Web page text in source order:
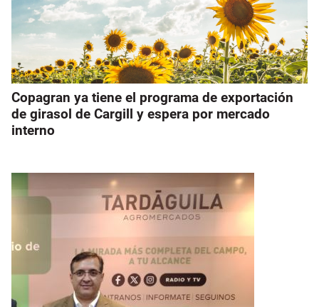
Copagran ya tiene el programa de exportación
de girasol de Cargill y espera por mercado
interno